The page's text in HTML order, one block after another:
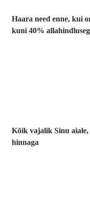
Haara need enne, kui
kuni 40%
Kõik vajalik Sinu
hinnaga